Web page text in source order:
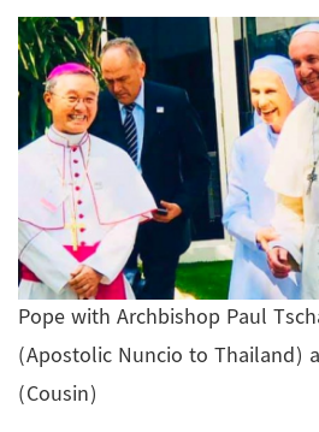
Pope with Archbishop Paul
(Apostolic Nuncio to Thailand)
(Cousin)